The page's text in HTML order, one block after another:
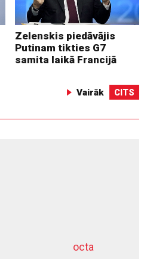
Zelenskis piedāvājis
Putinam tikties G7
samita laikā Francijā
Vairāk CITS
octa
dziļurbums